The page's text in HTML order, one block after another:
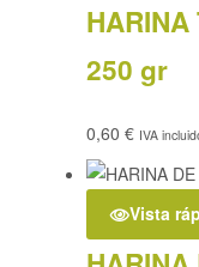
250 gr
0,60 € IVA
Vista